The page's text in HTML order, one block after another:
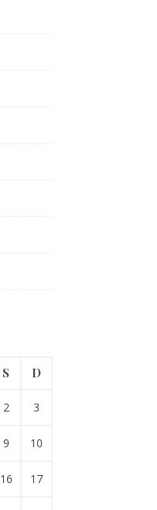
S D
2 3
9 10
16 17